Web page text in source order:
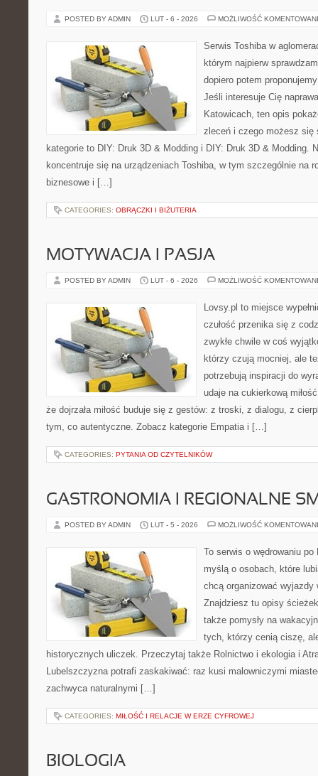
POSTED BY ADMIN LUT - 6 - 2026 MOŻLIWOŚĆ
Serwis Toshiba w
którym najpierw
dopiero potem
Jeśli interesuje Cię
Katowicach, ten opis
zleceń i czego możesz się
kategorie to DIY: Druk 3D & Modding i DIY: Druk 3D & Modding.
koncentruje się na urządzeniach Toshiba, w tym szczególnie na
biznesowe i […]
CATEGORIES: OBRĄCZKI I BIŻUTERIA
MOTYWACJA I PASJA
POSTED BY ADMIN LUT - 6 - 2026 MOŻLIWOŚĆ
Lovsy.pl to miejsce
czułość przenika się z
zwykłe chwile w coś
którzy czują mocniej, ale
potrzebują inspiracji do
udaje na cukierkową
że dojrzała miłość buduje się z gestów: z troski, z dialogu, z
tym, co autentyczne. Zobacz kategorie Empatia i […]
CATEGORIES: PYTANIA OD CZYTELNIKÓW
GASTRONOMIA I REGIONALNE
POSTED BY ADMIN LUT - 5 - 2026 MOŻLIWOŚĆ
To serwis o wędrowaniu
myślą o osobach, które
chcą organizować wyjazdy
Znajdziesz tu opisy
także pomysły na
tych, którzy cenią ciszę,
historycznych uliczek. Przeczytaj także Rolnictwo i ekologia i
Lubelszczyzna potrafi zaskakiwać: raz kusi malowniczymi
zachwyca naturalnymi […]
CATEGORIES: MIŁOŚĆ I RELACJE W ERZE CYFROWEJ
BIOLOGIA